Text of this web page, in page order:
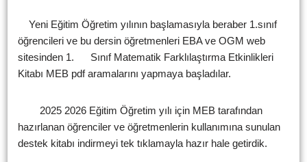
Yeni Eğitim Öğretim yılının başlamasıyla beraber 1.sınıf
öğrencileri ve bu dersin öğretmenleri EBA ve OGM web
sitesinden 1. Sınıf Matematik Farklılaştırma Etkinlikleri
Kitabı MEB pdf aramalarını yapmaya başladılar.
2025 2026 Eğitim Öğretim yılı için MEB tarafından
hazırlanan öğrenciler ve öğretmenlerin kullanımına sunulan
destek kitabı indirmeyi tek tıklamayla hazır hale getirdik.